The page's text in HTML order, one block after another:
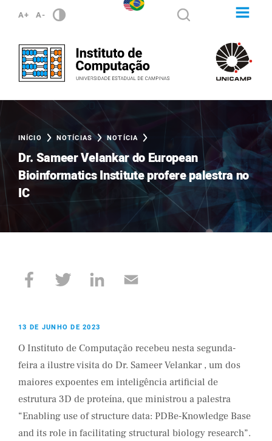
A+ A-
INÍCIO NOTÍCIAS NOTÍCIA
Dr. Sameer Velankar do European
Bioinformatics Institute profere palestra no
IC
13 DE JUNHO DE 2023
O Instituto de Computação recebeu nesta segunda-
feira a ilustre visita do Dr. Sameer Velankar , um dos
maiores expoentes em inteligência artificial de
estrutura 3D de proteína, que ministrou a palestra
“Enabling use of structure data: PDBe-Knowledge Base
and its role in facilitating structural biology research”.